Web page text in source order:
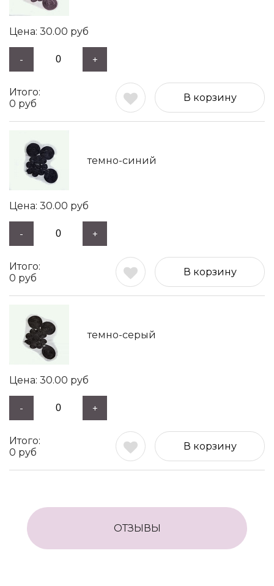
30.00 руб
- +
0 руб
В корзину
темно-синий
30.00 руб
- +
0 руб
В корзину
темно-серый
30.00 руб
- +
0 руб
В корзину
ОТЗЫВЫ